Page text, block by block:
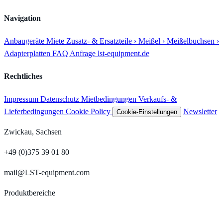
Navigation
Anbaugeräte Miete Zusatz- & Ersatzteile › Meißel › Meißelbuchsen ›
Adapterplatten FAQ Anfrage lst-equipment.de
Rechtliches
Impressum Datenschutz Mietbedingungen Verkaufs- &
Lieferbedingungen Cookie Policy Cookie-Einstellungen Newsletter
Zwickau, Sachsen
+49 (0)375 39 01 80
mail@LST-equipment.com
Produktbereiche